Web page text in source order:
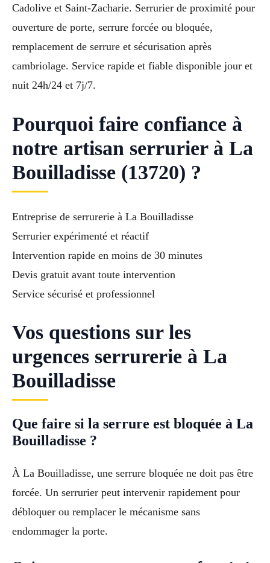
Cadolive et Saint-Zacharie. Serrurier de proximité pour
ouverture de porte, serrure forcée ou bloquée,
remplacement de serrure et sécurisation après
cambriolage. Service rapide et fiable disponible jour et
nuit 24h/24 et 7j/7.
Pourquoi faire confiance à
notre artisan serrurier à La
Bouilladisse (13720) ?
Entreprise de serrurerie à La Bouilladisse
Serrurier expérimenté et réactif
Intervention rapide en moins de 30 minutes
Devis gratuit avant toute intervention
Service sécurisé et professionnel
Vos questions sur les
urgences serrurerie à La
Bouilladisse
Que faire si la serrure est bloquée à La
Bouilladisse ?
À La Bouilladisse, une serrure bloquée ne doit pas être
forcée. Un serrurier peut intervenir rapidement pour
débloquer ou remplacer le mécanisme sans
endommager la porte.